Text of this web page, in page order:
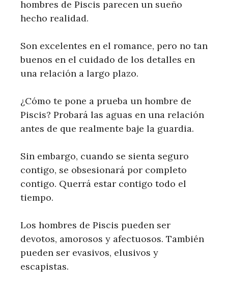
hombres de Piscis parecen un sueño
hecho realidad.
Son excelentes en el romance, pero no tan
buenos en el cuidado de los detalles en
una relación a largo plazo.
¿Cómo te pone a prueba un hombre de
Piscis? Probará las aguas en una relación
antes de que realmente baje la guardia.
Sin embargo, cuando se sienta seguro
contigo, se obsesionará por completo
contigo. Querrá estar contigo todo el
tiempo.
Los hombres de Piscis pueden ser
devotos, amorosos y afectuosos. También
pueden ser evasivos, elusivos y
escapistas.